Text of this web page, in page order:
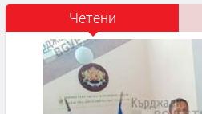
Четени